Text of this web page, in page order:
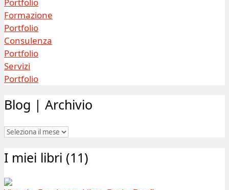
Formazione
Portfolio
Consulenza
Portfolio
Servizi
Portfolio
Blog | Archivio
Blog
Archivio
I miei libri (11)